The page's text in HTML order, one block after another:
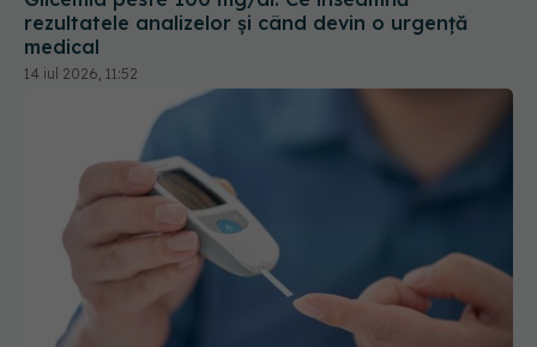
Șocul glicemic după masă crește riscul de
Alzheimer cu 70%. De ce testul de dimineață nu
mai este suficient